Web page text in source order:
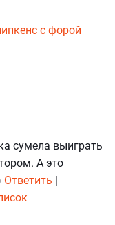
с форой
сумела выиграть
А это
Ответить |